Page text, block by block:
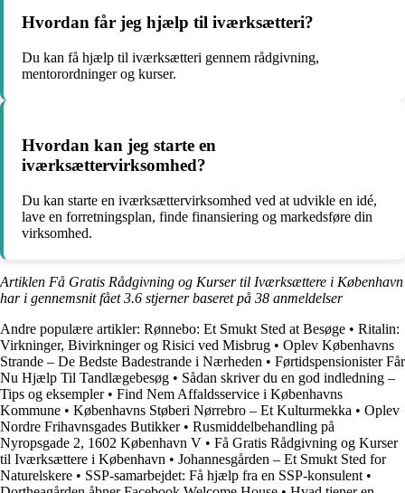
Hvordan får jeg hjælp til iværksætteri?
Du kan få hjælp til iværksætteri gennem rådgivning,
mentorordninger og kurser.
Hvordan kan jeg starte en
iværksættervirksomhed?
Du kan starte en iværksættervirksomhed ved at udvikle en idé,
lave en forretningsplan, finde finansiering og markedsføre din
virksomhed.
Artiklen Få Gratis Rådgivning og Kurser til Iværksættere i København
har i gennemsnit fået3.6 stjerner baseret på 38 anmeldelser
Andre populære artikler: Rønnebo: Et Smukt Sted at Besøge • Ritalin:
Virkninger, Bivirkninger og Risici ved Misbrug • Oplev Københavns
Strande – De Bedste Badestrande i Nærheden • Førtidspensionister Får
Nu Hjælp Til Tandlægebesøg • Sådan skriver du en god indledning –
Tips og eksempler• Find Nem Affaldsservice i Københavns
Kommune • Københavns Støberi Nørrebro – Et Kulturmekka • Oplev
Nordre Frihavnsgades Butikker• Rusmiddelbehandling på
Nyropsgade 2, 1602 København V • Få Gratis Rådgivning og Kurser
til Iværksættere i København • Johannesgården – Et Smukt Sted for
Naturelskere • SSP-samarbejdet: Få hjælp fra en SSP-konsulent •